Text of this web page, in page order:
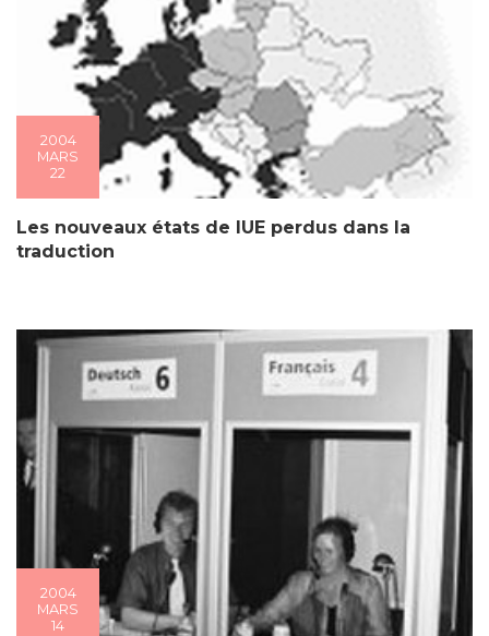
2004
MARS
22
Les nouveaux états de lUE perdus dans la
traduction
2004
MARS
14